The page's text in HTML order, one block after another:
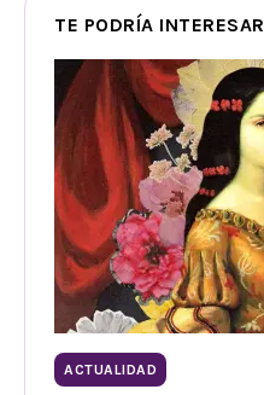
TE PODRÍA INTERESAR
ACTUALIDAD